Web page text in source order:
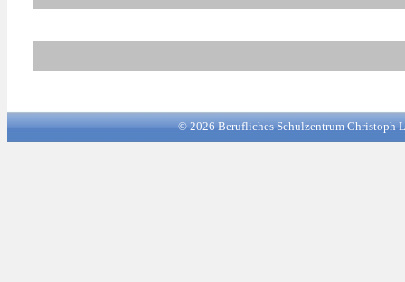
© 2026 Berufliches